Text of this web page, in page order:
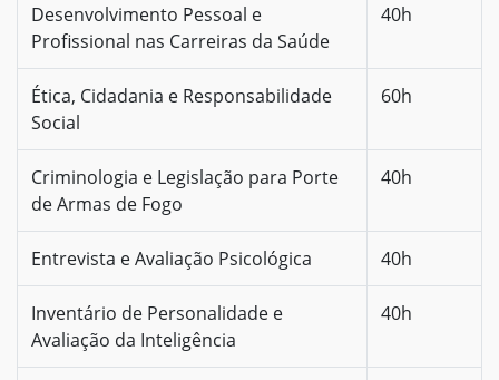
Desenvolvimento Pessoal e
Profissional nas Carreiras da Saúde
40h
Ética, Cidadania e Responsabilidade
Social
60h
Criminologia e Legislação para Porte
de Armas de Fogo
40h
Entrevista e Avaliação Psicológica 40h
Inventário de Personalidade e
Avaliação da Inteligência
40h